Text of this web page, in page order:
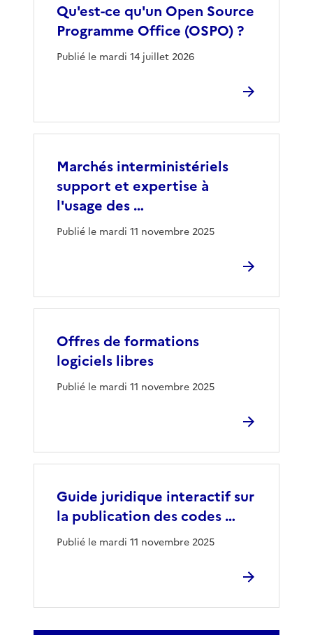
Qu'est-ce qu'un Open Source
Programme Office (OSPO) ?
Publié le mardi 14 juillet 2026
Marchés interministériels
support et expertise à
l'usage des …
Publié le mardi 11 novembre 2025
Offres de formations
logiciels libres
Publié le mardi 11 novembre 2025
Guide juridique interactif sur
la publication des codes …
Publié le mardi 11 novembre 2025